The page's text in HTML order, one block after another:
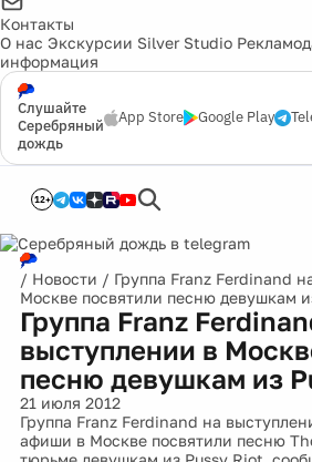
Контакты
О нас Экскурсии Silver Studio
информация
Слушайте
Серебряный
дождь
App Store Google Play
12+
/ Новости / Группа Franz Ferdinand
Москве посвятили песню девушкам
Группа Franz
выступлении в
песню девушкам из
21 июля 2012
Группа Franz Ferdinand на
афиши в Москве посвятили песню